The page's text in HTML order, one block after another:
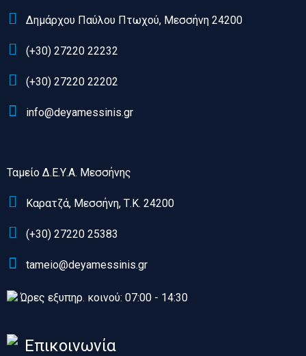
Δημάρχου Παύλου Πτωχού, Μεσσήνη 24200
(+30) 27220 22232
(+30) 27220 22202
info@deyamessinis.gr
Ταμείο Δ.Ε.Υ.Α. Μεσσήνης
Καρατζά, Μεσσήνη, Τ.Κ. 24200
(+30) 27220 25383
tameio@deyamessinis.gr
Ώρες εξυπηρ. κοινού: 07:00 - 14:30
Επικοινωνία